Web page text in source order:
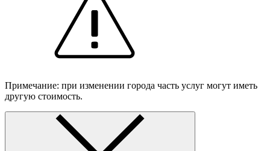
Примечание: при изменении города часть услуг могут иметь
другую стоимость.